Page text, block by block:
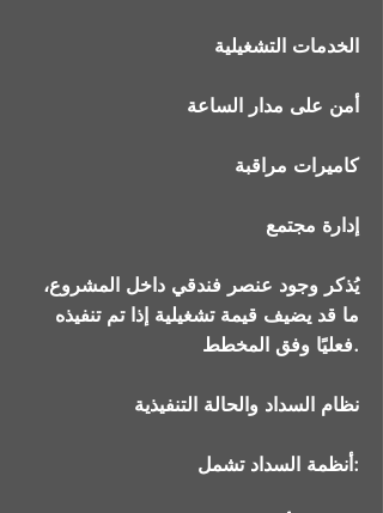
الخدمات التشغيلية
أمن على مدار الساعة
كاميرات مراقبة
إدارة مجتمع
يُذكر وجود عنصر فندقي داخل المشروع،
ما قد يضيف قيمة تشغيلية إذا تم تنفيذه
فعليًا وفق المخطط.
نظام السداد والحالة التنفيذية
أنظمة السداد تشمل: